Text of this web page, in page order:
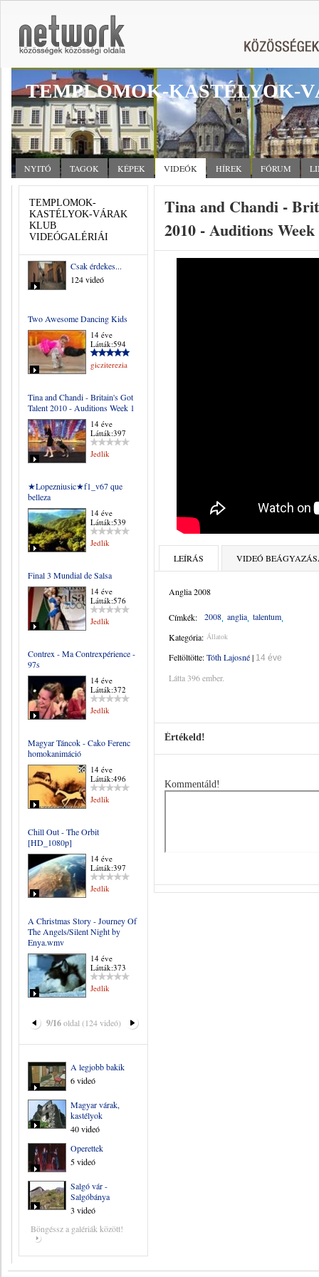
TEMPLOMOK-KASTÉLYOK-
NYITÓ TAGOK KÉPEK VIDEÓK HÍREK FÓRUM
TEMPLOMOK-
KASTÉLYOK-VÁRAK
KLUB
VIDEÓGALÉRIÁI
Csak érdekes...
124 videó
Two Awesome Dancing Kids
14 éve
Látták:594
gicziterezia
Tina and Chandi - Britain's Got
Talent 2010 - Auditions Week 1
14 éve
Látták:397
Jedlik
★Lopezniusic★f1_v67 que
belleza
14 éve
Látták:539
Jedlik
Final 3 Mundial de Salsa
14 éve
Látták:576
Jedlik
Contrex - Ma Contrexpérience -
97s
14 éve
Látták:372
Jedlik
Magyar Táncok - Cako Ferenc
homokanimáció
14 éve
Látták:496
Jedlik
Chill Out - The Orbit
[HD_1080p]
14 éve
Látták:397
Jedlik
A Christmas Story - Journey Of
The Angels/Silent Night by
Enya.wmv
14 éve
Látták:373
Jedlik
9/16oldal (124 videó)
A legjobb bakik
6 videó
Magyar várak,
kastélyok
40 videó
Operettek
5 videó
Salgó vár -
Salgóbánya
3 videó
Böngéssz a galériák között!
Tina and Chandi -
2010 - Auditions Week
LEÍRÁS VIDEÓ
Anglia 2008
Címkék: 2008 anglia talentum
Kategória: Állatok
Feltöltötte:Tóth Lajosné| 14 éve
Látta 396 ember.
Értékeld!
Kommentáld!